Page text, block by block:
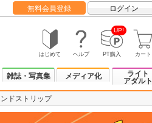
無料会員登録 ログイン
はじめて ヘルプ
UP!
PT購入 カート
雑誌・写真集 メディア化
ライト
アダルト
ドストリップ